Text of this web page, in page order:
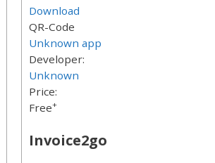
Download
QR-Code
Unknown app
Developer:
Unknown
Price:
Free+
Invoice2go